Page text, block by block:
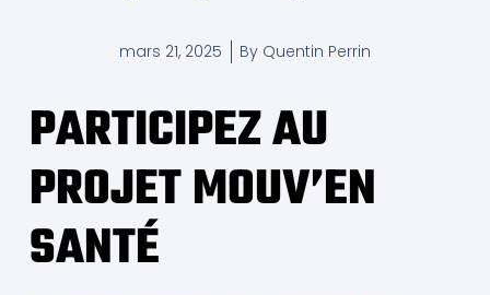
mars 21, 2025 By Quentin Perrin
PARTICIPEZ AU
PROJET MOUV’EN
SANTÉ